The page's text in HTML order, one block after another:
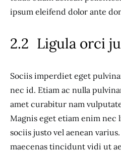
ipsum eleifend dolor ante
Ligula orci
Sociis imperdiet eget
nec id. Etiam ac nulla
amet curabitur nam
Magnis eget etiam enim nec
sociis justo vel aenean
maecenas tincidunt vidi ut